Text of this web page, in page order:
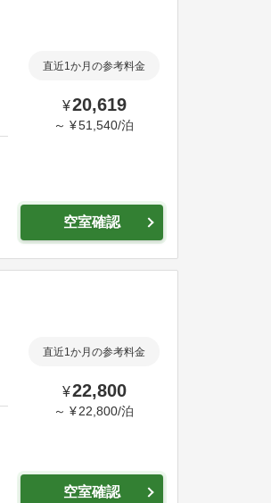
直近1か月の参考料金
¥20,619
～ ¥51,540/泊
空室確認
直近1か月の参考料金
¥22,800
～ ¥ 22,800/泊
空室確認